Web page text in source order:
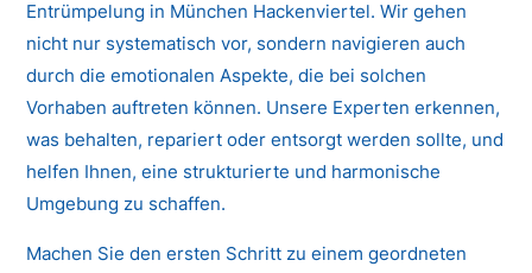
Entrümpelung in München Hackenviertel. Wir gehen
nicht nur systematisch vor, sondern navigieren auch
durch die emotionalen Aspekte, die bei solchen
Vorhaben auftreten können. Unsere Experten erkennen,
was behalten, repariert oder entsorgt werden sollte, und
helfen Ihnen, eine strukturierte und harmonische
Umgebung zu schaffen.
Machen Sie den ersten Schritt zu einem geordneten